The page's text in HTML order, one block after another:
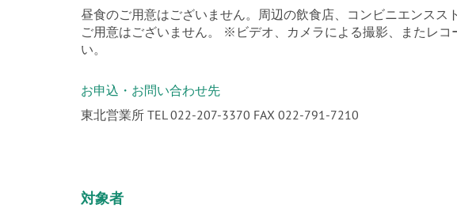
昼食のご用意はございません。周辺の飲食店、コンビニエンス
ご用意はございません。 ※ビデオ、カメラによる撮影、またレコ
い。
お申込・お問い合わせ先
東北営業所 TEL 022-207-3370 FAX 022-791-7210
対象者